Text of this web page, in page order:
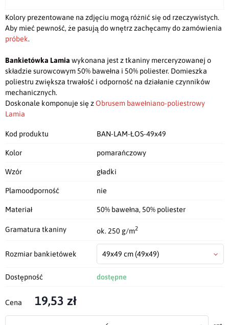
Kolory prezentowane na zdjęciu mogą różnić się od rzeczywistych.
Aby mieć pewność, że pasują do wnętrz zachęcamy do zamówienia
próbek.
Bankietówka Lamia wykonana jest z tkaniny merceryzowanej o
składzie surowcowym 50% bawełna i 50% poliester. Domieszka
poliestru zwiększa trwałość i odporność na działanie czynników
mechanicznych.
Doskonale komponuje się zObrusem bawełniano-poliestrowy
Lamia
Kod produktu BAN-LAM-ŁOS-49x49
Kolor pomarańczowy
Wzór gładki
Plamoodporność nie
Materiał 50% bawełna, 50% poliester
Gramatura tkaniny ok. 250 g/m2
Rozmiar bankietówek 49x49 cm(49x49)
Dostępność dostępne
Cena 19,53 zł